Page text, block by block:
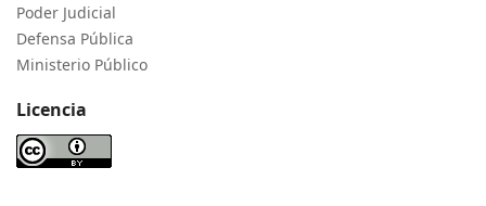
Poder Judicial
Defensa Pública
Ministerio Público
Licencia